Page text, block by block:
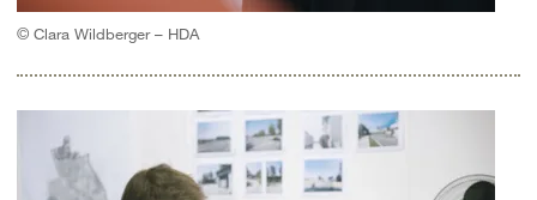
© Clara Wildberger – HDA